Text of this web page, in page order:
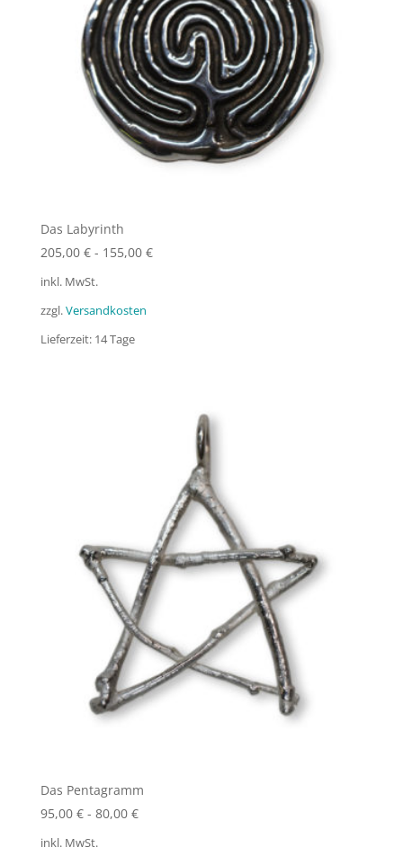
Das Labyrinth
205,00 €- 155,00 €
inkl. MwSt.
zzgl.Versandkosten
Lieferzeit: 14 Tage
Das Pentagramm
95,00 €- 80,00 €
inkl. MwSt.